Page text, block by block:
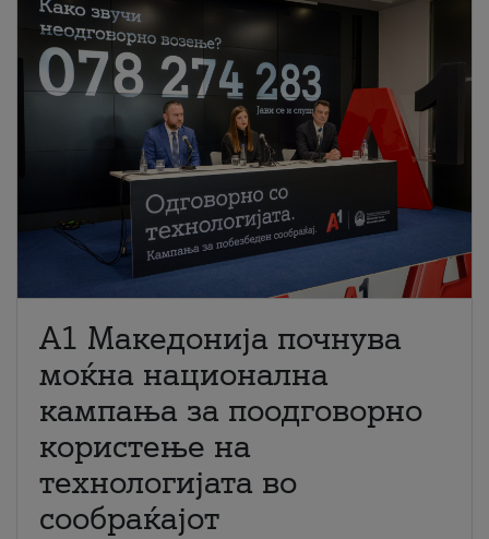
A1 Македонија почнува
моќна национална
кампања за поодговорно
користење на
технологијата во
сообраќајот